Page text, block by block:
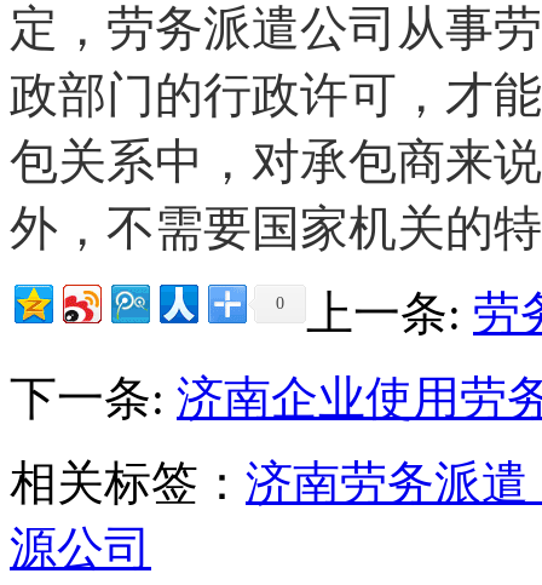
定，劳务派遣公司从事
政部门的行政许可，才
包关系中，对承包商来
外，不需要国家机关的
0 上一条: 劳
下一条: 济南企业使用劳
相关标签： 济南劳务派
源公司